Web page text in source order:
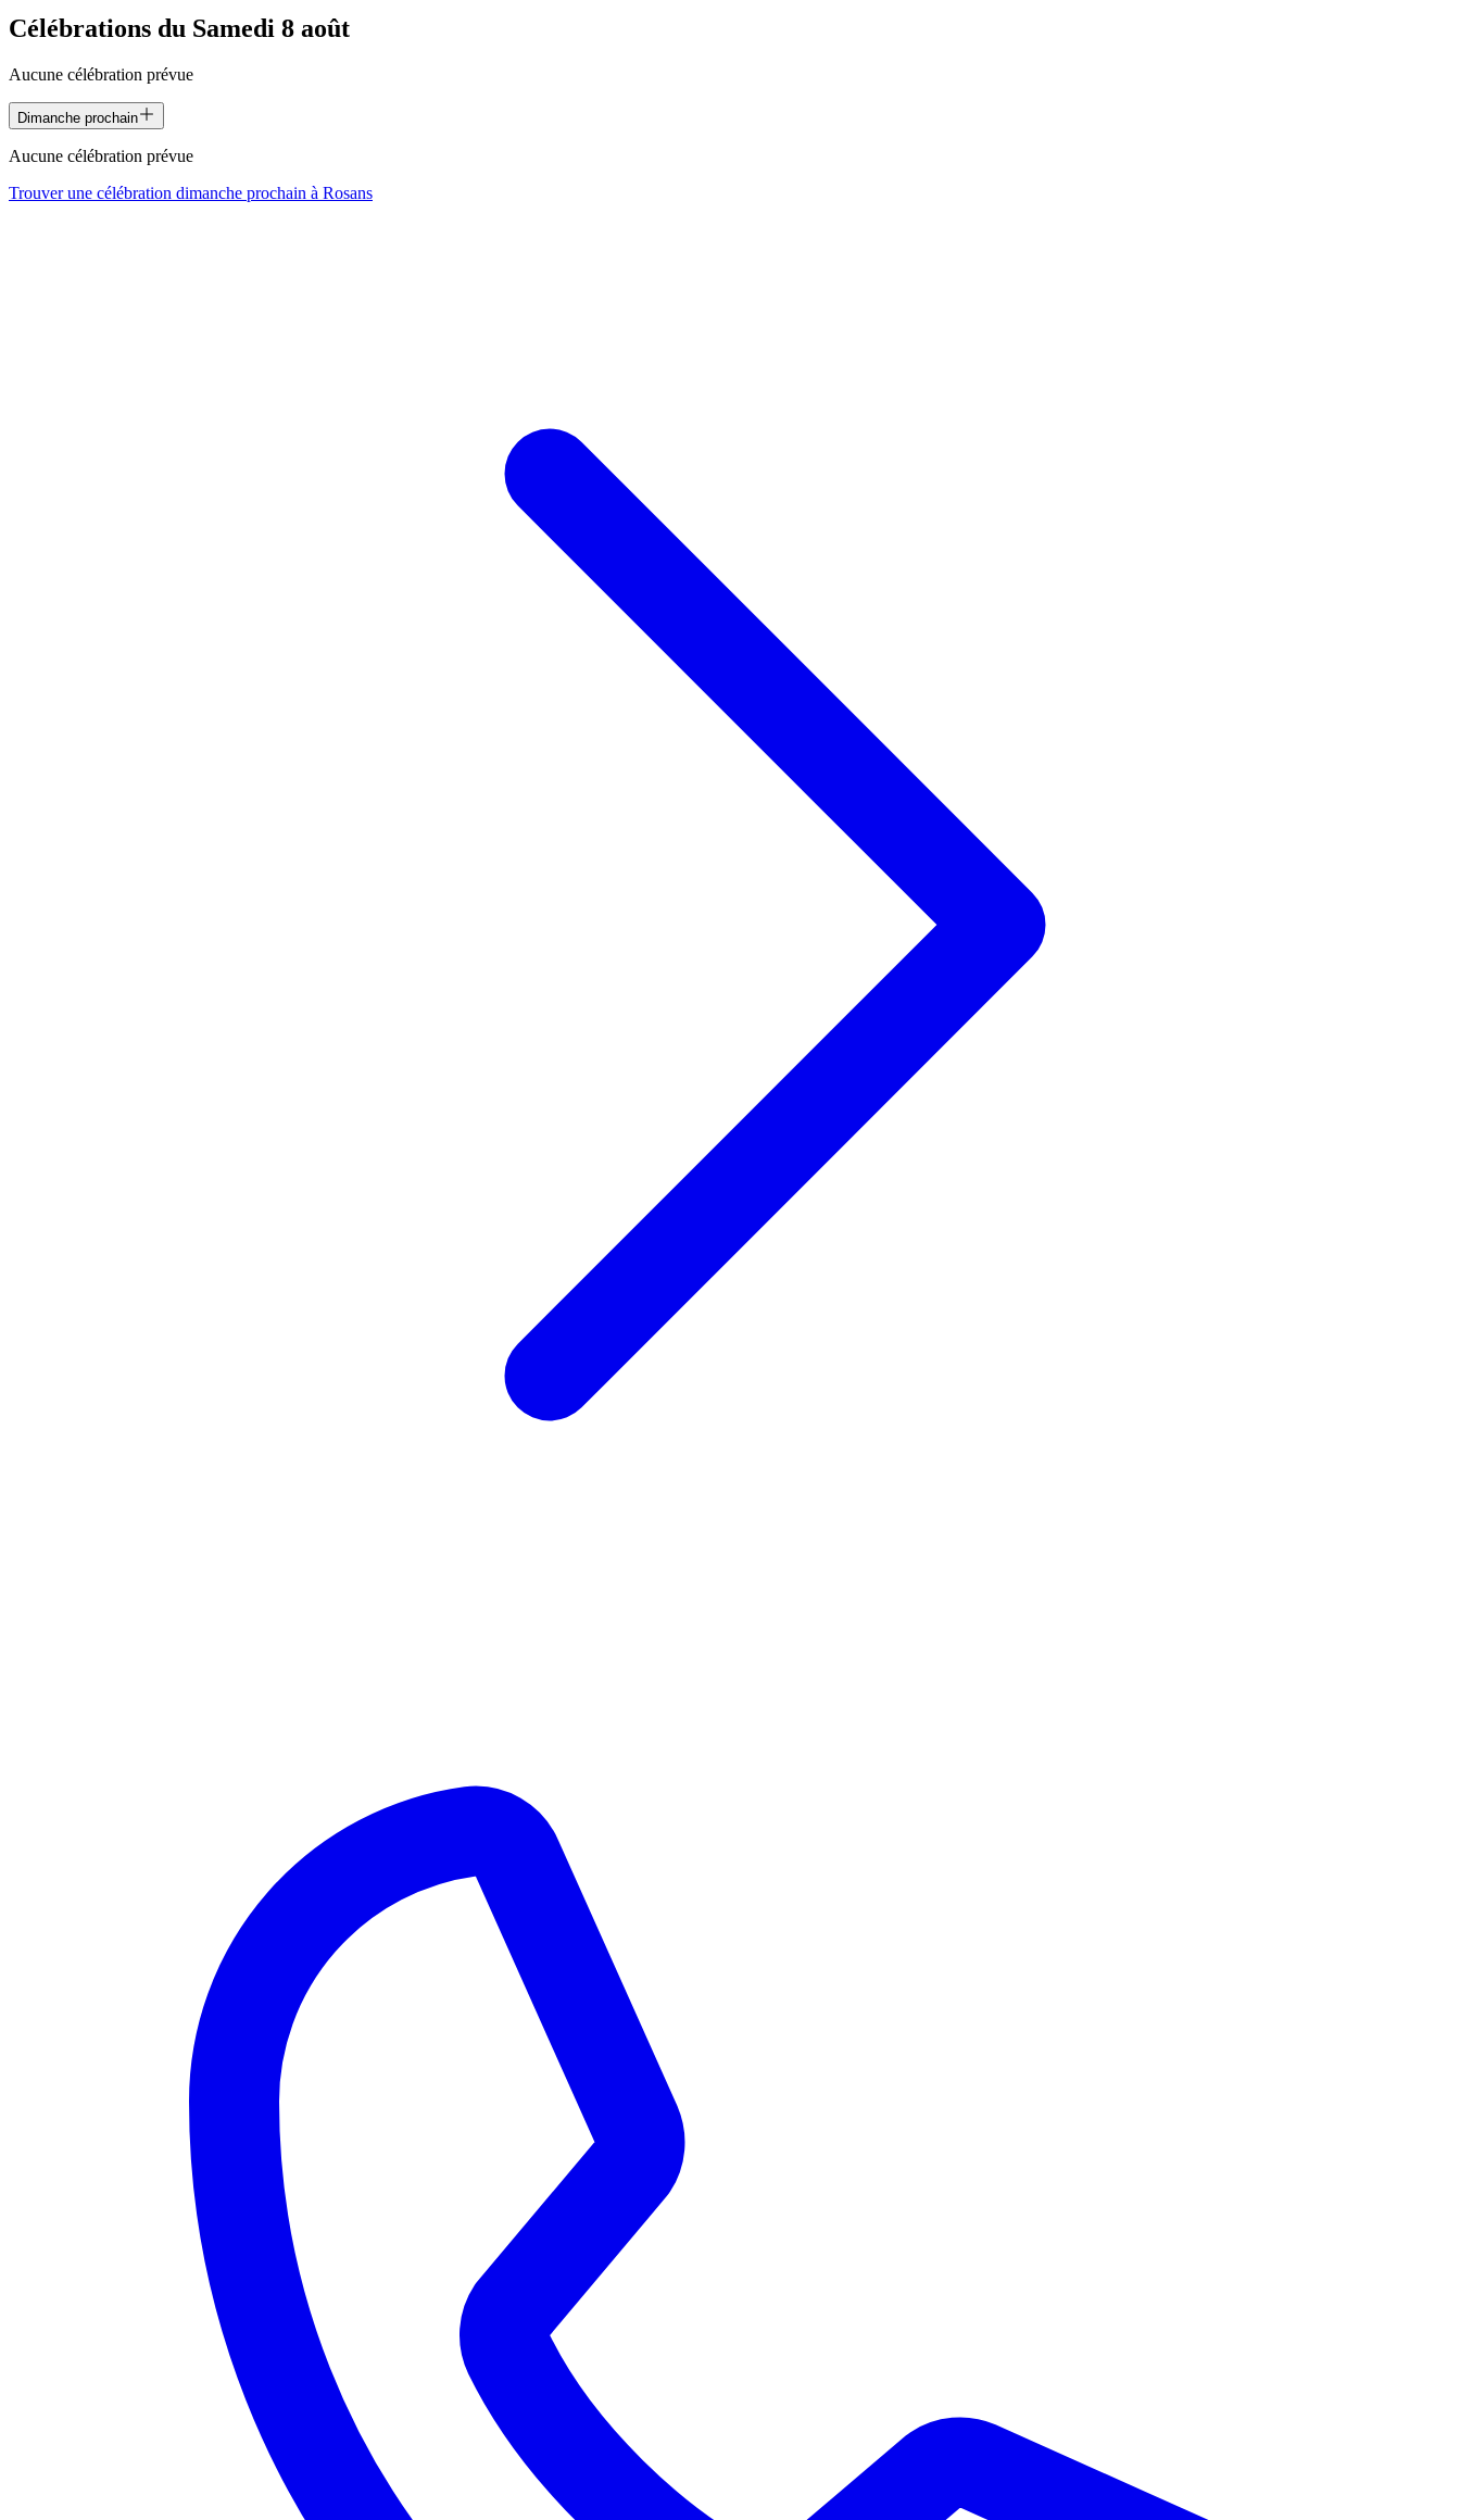
Célébrations du Samedi 8 août
Aucune célébration prévue
Dimanche prochain
Aucune célébration prévue
Trouver une célébration dimanche prochain à Rosans